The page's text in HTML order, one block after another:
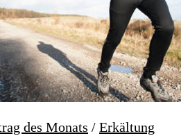
des Monats / Erkältung